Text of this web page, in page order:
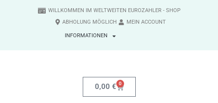
WILLKOMMEN IM WELTWEITEN EUROZAHLER - SHOP
ABHOLUNG MÖGLICH
MEIN ACCOUNT
INFORMATIONEN
0,00 € 0